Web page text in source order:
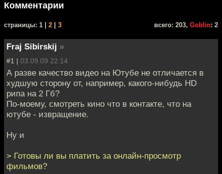
Комментарии
cтраницы: 1 | 2 3 всего: 203, Goblin: 2
Fraj Sibirskij »
#1 | 03.09.09 22:14
А разве качество видео на Ютубе не отличается в
худшую сторону от, например, какого-нибудь HD
рипа на 2 Гб?
По-моему, смотреть кино что в контакте, что на
ютубе - извращение.
Ну и
> Готовы ли вы платить за онлайн-просмотр
фильмов?